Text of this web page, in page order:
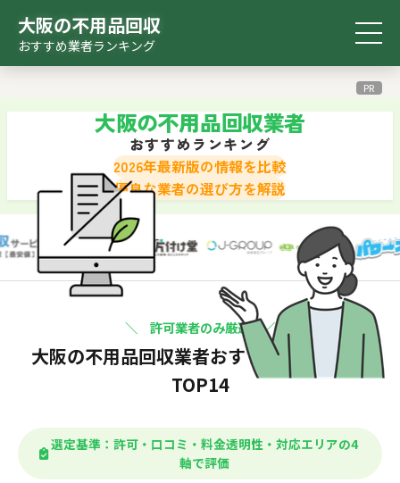
大阪の不用品回収
おすすめ業者ランキング
検索ツール
PR
大阪の不用品回収業者
おすすめランキング
2026年最新版の情報を比較
優良な業者の選び方を解説
＼ 許可業者のみ厳選 ／
大阪の不用品回収業者おすすめランキング
TOP14
選定基準：許可・口コミ・料金透明性・対応エリアの4
軸で評価